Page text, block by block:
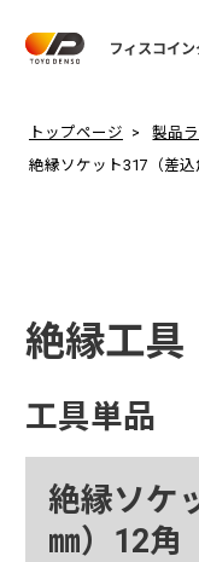
トップページ 製品
絶縁ソケット317（差込
絶縁工具
工具単品
絶縁ソケ
㎜）12角